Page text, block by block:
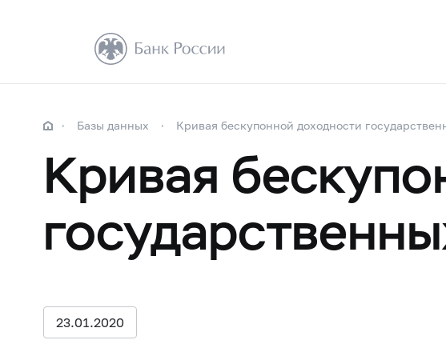
Базы данных Кривая бескупонной доходности
Кривая
23.01.2020